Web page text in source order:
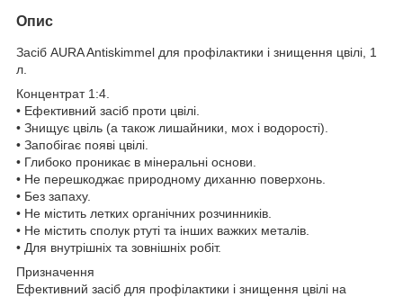
Опис
Засіб AURA Antiskimmel для профілактики і знищення цвілі, 1
л.
Концентрат 1:4.
• Ефективний засіб проти цвілі.
• Знищує цвіль (а також лишайники, мох і водорості).
• Запобігає появі цвілі.
• Глибоко проникає в мінеральні основи.
• Не перешкоджає природному диханню поверхонь.
• Без запаху.
• Не містить летких органічних розчинників.
• Не містить сполук ртуті та інших важких металів.
• Для внутрішніх та зовнішніх робіт.
Призначення
Ефективний засіб для профілактики і знищення цвілі на